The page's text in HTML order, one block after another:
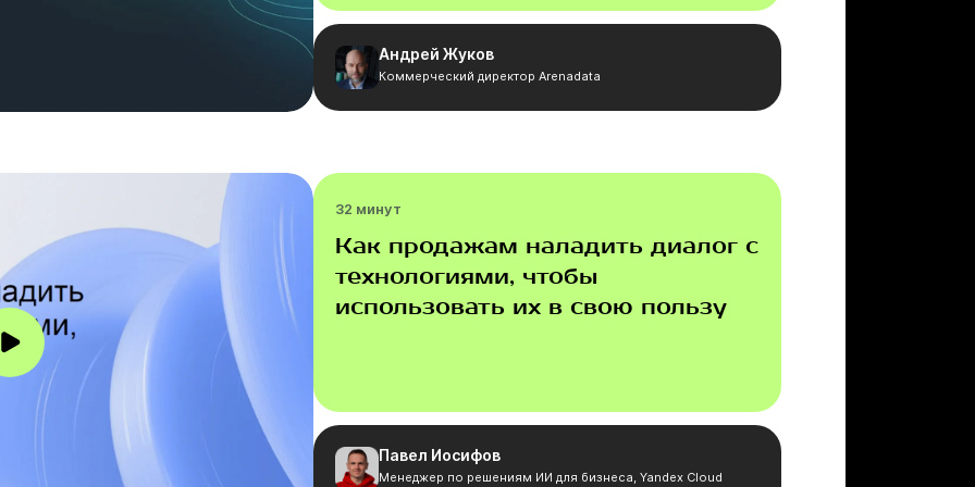
Андрей Жуков
Коммерческий директор Arenadata
32 минут
Как продажам наладить диалог с
технологиями, чтобы
использовать их в свою пользу
Павел Иосифов
Менеджер по решениям ИИ для бизнеса, Yandex Cloud